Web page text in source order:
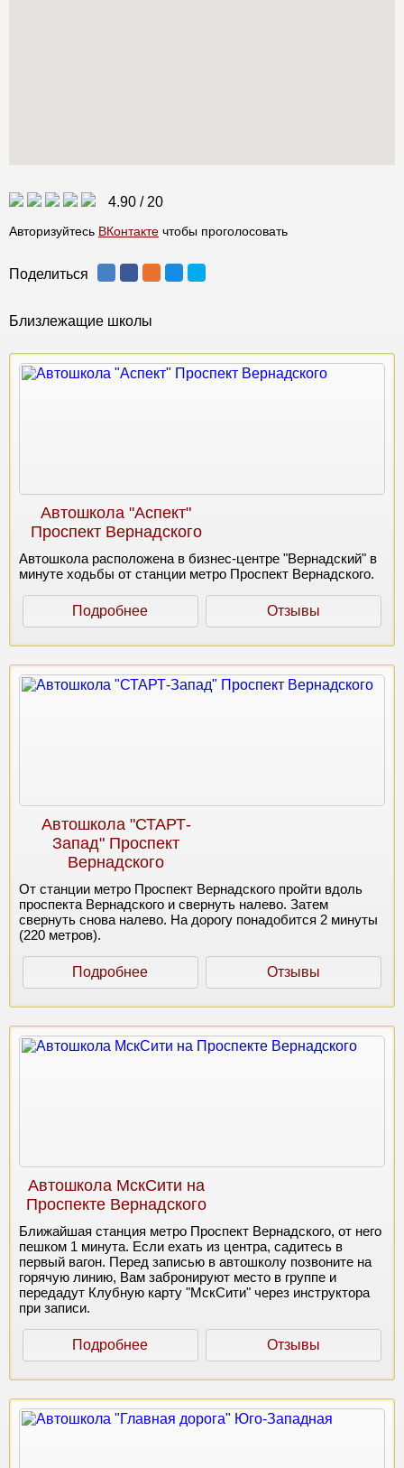
4.90 / 20
Авторизуйтесь ВКонтакте чтобы проголосовать
Поделиться
Близлежащие школы
Автошкола "Аспект"
Проспект Вернадского
Автошкола расположена в бизнес-центре "Вернадский" в
минуте ходьбы от станции метро Проспект Вернадского.
Подробнее Отзывы
Автошкола "СТАРТ-
Запад" Проспект
Вернадского
От станции метро Проспект Вернадского пройти вдоль
проспекта Вернадского и свернуть налево. Затем
свернуть снова налево. На дорогу понадобится 2 минуты
(220 метров).
Подробнее Отзывы
Автошкола МскСити на
Проспекте Вернадского
Ближайшая станция метро Проспект Вернадского, от него
пешком 1 минута. Если ехать из центра, садитесь в
первый вагон. Перед записью в автошколу позвоните на
горячую линию, Вам забронируют место в группе и
передадут Клубную карту "МскСити" через инструктора
при записи.
Подробнее Отзывы